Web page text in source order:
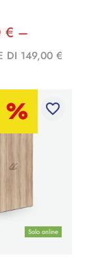
€ –
DI 149,00 €
Solo online
favorite_border